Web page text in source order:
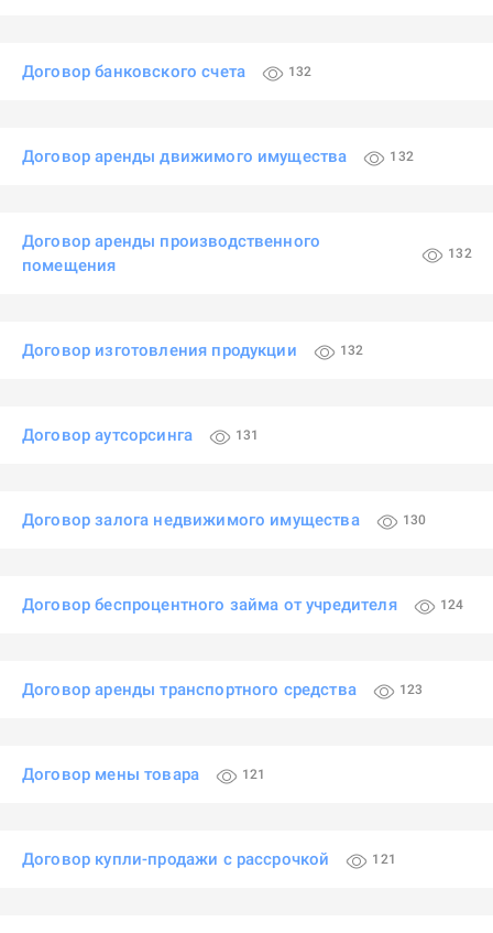
Договор банковского счета 132
Договор аренды движимого имущества 132
Договор аренды производственного
помещения
132
Договор изготовления продукции 132
Договор аутсорсинга 131
Договор залога недвижимого имущества 130
Договор беспроцентного займа от учредителя 124
Договор аренды транспортного средства 123
Договор мены товара 121
Договор купли-продажи с рассрочкой 121